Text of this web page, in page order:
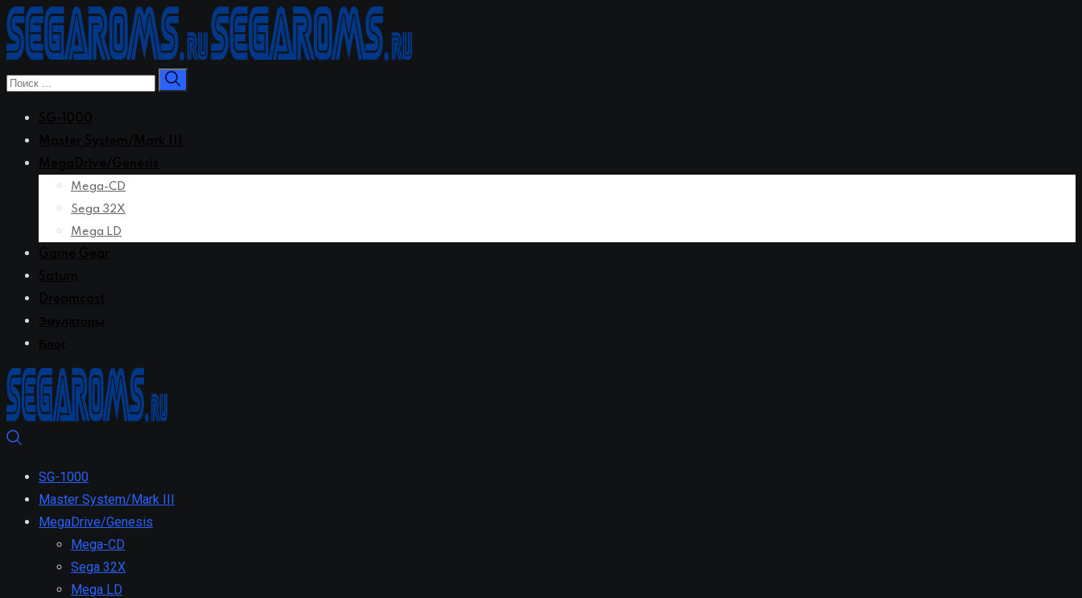
Перейти
к
контенту
Mega-CD
Sega 32X
Mega LD
SG-1000
Master System/Mark III
MegaDrive/Genesis
Mega-CD
Sega 32X
Mega LD